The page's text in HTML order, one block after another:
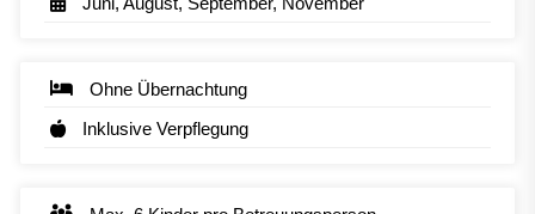
Ohne Übernachtung
Inklusive Verpflegung